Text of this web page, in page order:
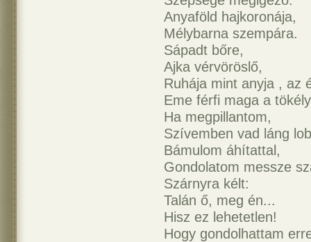
Anyaföld hajkoronája,
Mélybarna szempára.
Sápadt bőre,
Ajka vérvöröslő,
Ruhája mint anyja , az
Eme férfi maga a
Ha megpillantom,
Szívemben vad láng
Bámulom áhítattal,
Gondolatom messze
Szárnyra kélt:
Talán ő, meg én...
Hisz ez lehetetlen!
Hogy gondolhattam